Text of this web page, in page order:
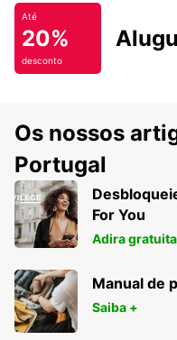
Até
20%
desconto
Os nossos
Portugal
For You
Adira
Manual de
Saiba +